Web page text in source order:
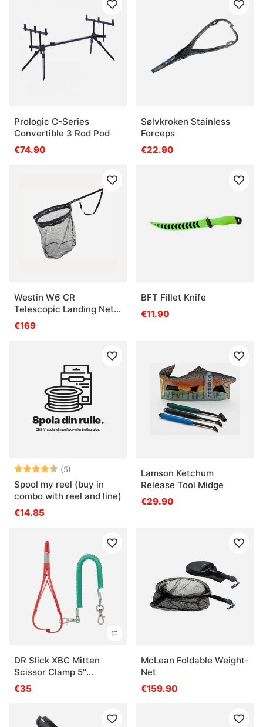
Prologic C-Series
Convertible 3 Rod Pod
€74.90
Sølvkroken Stainless
Forceps
€22.90
Westin W6 CR
Telescopic Landing Net
5M L, 77-500cm 7Sec
€169
BFT Fillet Knife
€11.90
Note: (5)
Spool my reel (buy in
combo with reel and line)
€14.85
Lamson Ketchum
Release Tool Midge
€29.90
DR Slick XBC Mitten
Scissor Clamp 5''
Straight
€35
McLean Foldable Weight-
Net
€159.90